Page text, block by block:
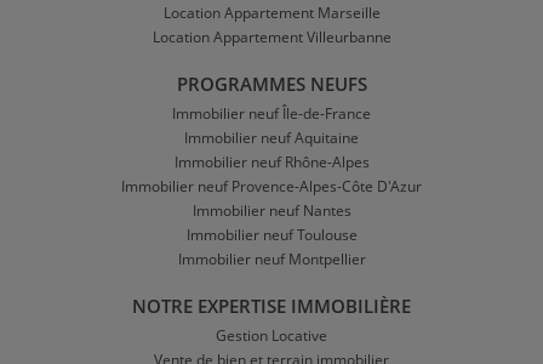
Location Appartement Marseille
Location Appartement Villeurbanne
PROGRAMMES NEUFS
Immobilier neuf Île-de-France
Immobilier neuf Aquitaine
Immobilier neuf Rhône-Alpes
Immobilier neuf Provence-Alpes-Côte D'Azur
Immobilier neuf Nantes
Immobilier neuf Toulouse
Immobilier neuf Montpellier
NOTRE EXPERTISE IMMOBILIÈRE
Gestion Locative
Vente de bien et terrain immobilier